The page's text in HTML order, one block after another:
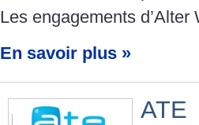
Les engagements
En savoir plus »
ATE